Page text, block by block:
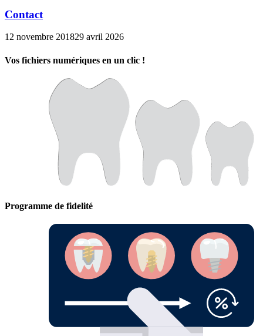
Contact
12 novembre 201829 avril 2026
Vos fichiers numériques en un clic !
Programme de fidelité